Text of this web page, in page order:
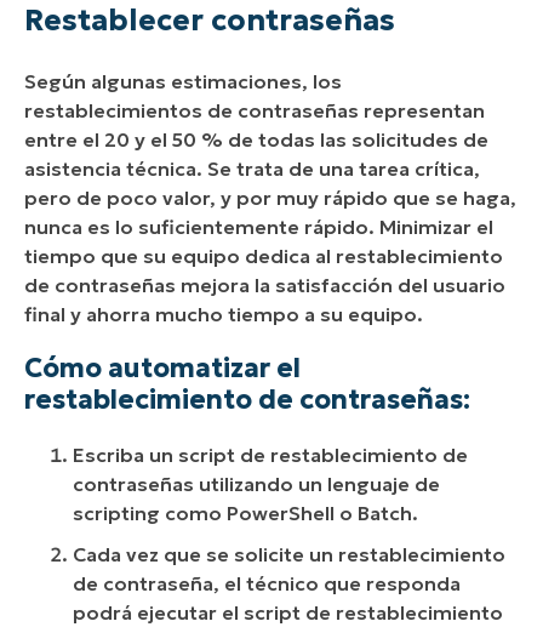
Restablecer contraseñas
Según algunas estimaciones, los
restablecimientos de contraseñas representan
entre el 20 y el 50 % de todas las solicitudes de
asistencia técnica. Se trata de una tarea crítica,
pero de poco valor, y por muy rápido que se haga,
nunca es lo suficientemente rápido. Minimizar el
tiempo que su equipo dedica al restablecimiento
de contraseñas mejora la satisfacción del usuario
final y ahorra mucho tiempo a su equipo.
Cómo automatizar el
restablecimiento de contraseñas:
Escriba un script de restablecimiento de
contraseñas utilizando un lenguaje de
scripting como PowerShell o Batch.
Cada vez que se solicite un restablecimiento
de contraseña, el técnico que responda
podrá ejecutar el script de restablecimiento